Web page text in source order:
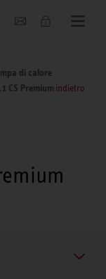
di calore
CS Premium indietro